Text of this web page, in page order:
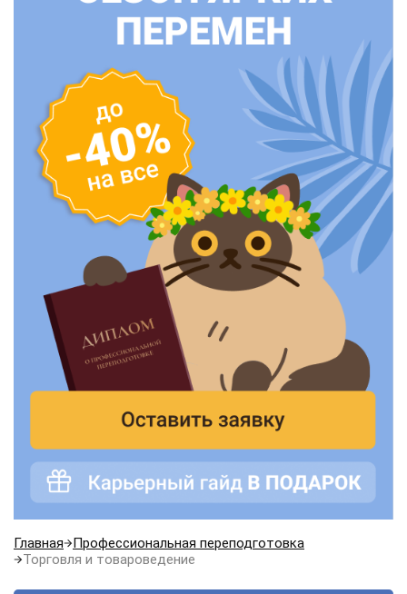
Главная
Профессиональная переподготовка
Торговля и товароведение